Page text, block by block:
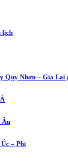
lịch
Quy Nhơn – Gia Lai
Âu
– Phi